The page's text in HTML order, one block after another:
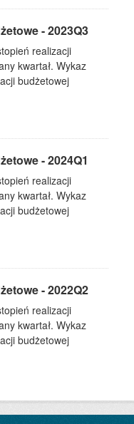
- 2023Q3
realizacji
kwartał. Wykaz
budżetowej
- 2024Q1
realizacji
kwartał. Wykaz
budżetowej
- 2022Q2
realizacji
kwartał. Wykaz
budżetowej